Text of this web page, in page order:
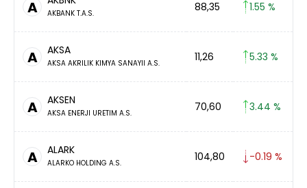
A AKBANK T.A.S. 88,35 1.55 %
A AKSA
AKSA AKRILIK KIMYA SANAYII A.S. 11,26 5.33 %
A AKSEN
AKSA ENERJI URETIM A.S. 70,60 3.44 %
A ALARK
ALARKO HOLDING A.S. 104,80 -0.19 %